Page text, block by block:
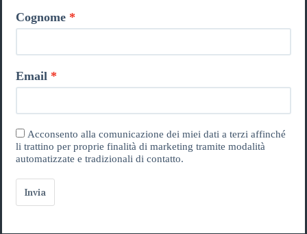
Cognome
Email
Acconsento alla comunicazione dei miei dati a terzi affinché
li trattino per proprie finalità di marketing tramite modalità
automatizzate e tradizionali di contatto.
Invia